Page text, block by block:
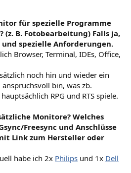
für spezielle Programme
(z. B. Fotobearbeitung) Falls ja,
spezielle Anforderungen.
Browser, Terminal, IDEs, Office,
noch hin und wieder ein
bin, was zb.
RPG und RTS spiele.
Monitore? Welches
Freesync und Anschlüsse
Link zum Hersteller oder
habe ich 2x Philips und 1x Dell